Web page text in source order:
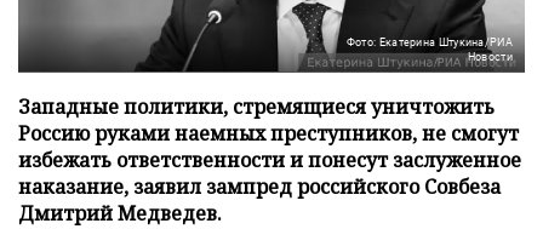
Фото: Екатерина Штукина/РИА
Новости
Западные политики, стремящиеся уничтожить
Россию руками наемных преступников, не смогут
избежать ответственности и понесут заслуженное
наказание, заявил зампред российского Совбеза
Дмитрий Медведев.